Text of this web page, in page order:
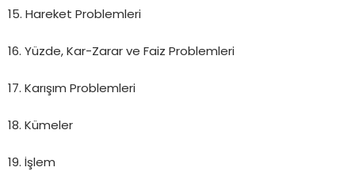
15. Hareket Problemleri
16. Yüzde, Kar-Zarar ve Faiz Problemleri
17. Karışım Problemleri
18. Kümeler
19. İşlem